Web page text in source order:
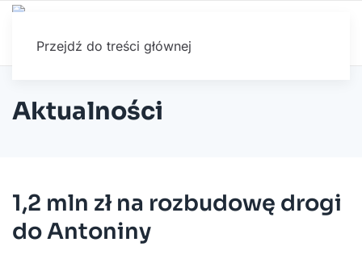
Przejdź do treści głównej
Aktualności
1,2 mln zł na rozbudowę drogi
do Antoniny